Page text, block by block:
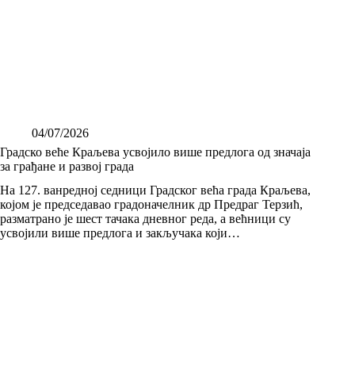
04/07/2026
Градско веће Краљева усвојило више предлога од значаја
за грађане и развој града
На 127. ванредној седници Градског већа града Краљева,
којом је председавао градоначелник др Предраг Терзић,
разматрано је шест тачака дневног реда, а већници су
усвојили више предлога и закључака који…